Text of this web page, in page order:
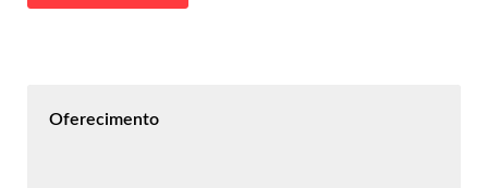
Oferecimento